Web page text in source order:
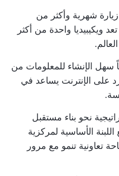
شهرية وأكثر من
تعد ويكيبيديا واحدة من أكثر
الإنشاء للمعلومات من
على الإنترنت يساعد في
نحو بناء مستقبل
الأساسية لمركزية
تعاونية تنمو مع مرور